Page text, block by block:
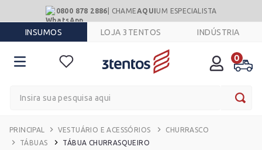
0800 878 2886 | CHAME AQUIUM ESPECIALISTA
INSUMOS LOJA 3TENTOS INDÚSTRIA
0
VESTUÁRIO E ACESSÓRIOS
CHURRASCO
TÁBUAS
TÁBUA CHURRASQUEIRO